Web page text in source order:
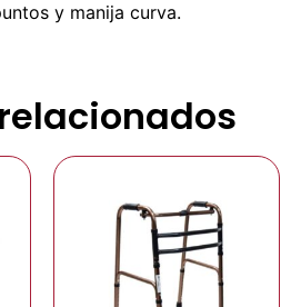
y manija curva.